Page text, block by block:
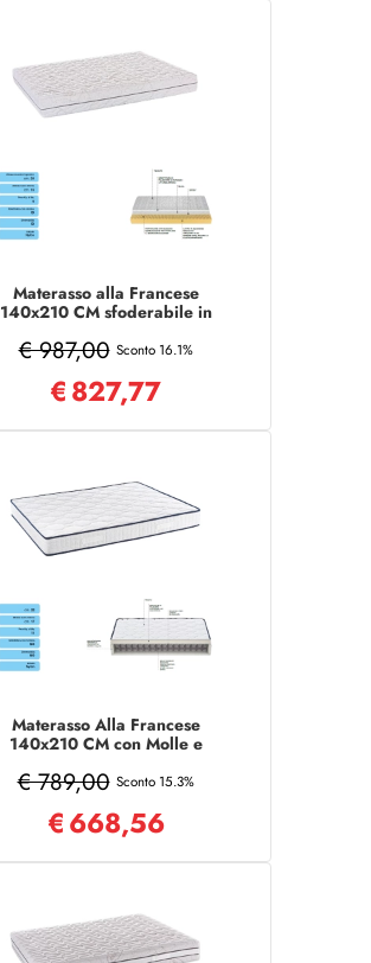
Materasso alla Francese
140x210 CM sfoderabile in
€ 987,00 Sconto 16.1%
€827,77
Materasso Alla Francese
140x210 CM con Molle e
€ 789,00 Sconto 15.3%
€668,56